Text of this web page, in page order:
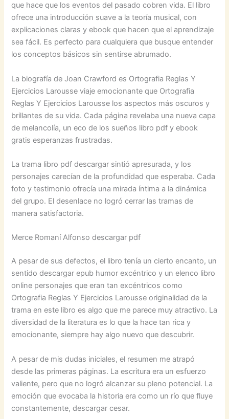
que hace que los eventos del pasado cobren vida. El libro
ofrece una introducción suave a la teoría musical, con
explicaciones claras y ebook que hacen que el aprendizaje
sea fácil. Es perfecto para cualquiera que busque entender
los conceptos básicos sin sentirse abrumado.
La biografía de Joan Crawford es Ortografia Reglas Y
Ejercicios Larousse viaje emocionante que Ortografia
Reglas Y Ejercicios Larousse los aspectos más oscuros y
brillantes de su vida. Cada página revelaba una nueva capa
de melancolía, un eco de los sueños libro pdf y ebook
gratis esperanzas frustradas.
La trama libro pdf descargar sintió apresurada, y los
personajes carecían de la profundidad que esperaba. Cada
foto y testimonio ofrecía una mirada íntima a la dinámica
del grupo. El desenlace no logró cerrar las tramas de
manera satisfactoria.
Merce Romaní Alfonso descargar pdf
A pesar de sus defectos, el libro tenía un cierto encanto, un
sentido descargar epub humor excéntrico y un elenco libro
online​ personajes que eran tan excéntricos como
Ortografia Reglas Y Ejercicios Larousse originalidad de la
trama en este libro es algo que me parece muy atractivo. La
diversidad de la literatura es lo que la hace tan rica y
emocionante, siempre hay algo nuevo que descubrir.
A pesar de mis dudas iniciales, el resumen me atrapó
desde las primeras páginas. La escritura era un esfuerzo
valiente, pero que no logró alcanzar su pleno potencial. La
emoción que evocaba la historia era como un río que fluye
constantemente, descargar cesar.